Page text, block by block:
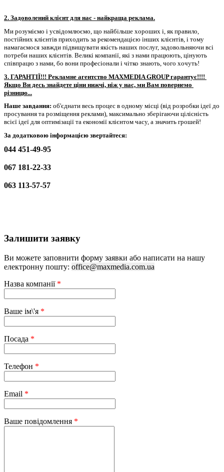
2. Задоволений клієнт для нас - найкраща реклама.
Ми розуміємо і усвідомлюємо, що найбільше хороших і, як правило,
постійних клієнтів приходить за рекомендацією інших клієнтів, і тому
намагаємося завжди підвищувати якість наших послуг, задовольняючи всі
потреби наших клієнтів. Великі компанії, які з нами працюють, цінують
співпрацю з нами, бо вони професіонали і чітко знають, чого хочуть!
3. ГАРАНТІЇ!!! Рекламне агентство MAXMEDIA GROUP гарантує!!!!
Якщо Ви десь знайдете ціни нижчі, ніж у нас, ми Вам повернемо
різницю...
Наше завдання: об'єднати весь процес в одному місці (від розробки ідеї до
просування та розміщення реклами), максимально зберігаючи цілісність
всієї ідеї для оптимізації та економії клієнтом часу, а значить грошей!
За додатковою інформацією звертайтеся:
044 451-49-95
067 181-22-33
063 113-57-57
Залишити заявку
Ви можете заповнити форму заявки або написати на нашу
електронну пошту: office@maxmedia.com.ua
Назва компанії *
Ваше ім\'я *
Посада *
Телефон *
Email *
Ваше повідомлення *